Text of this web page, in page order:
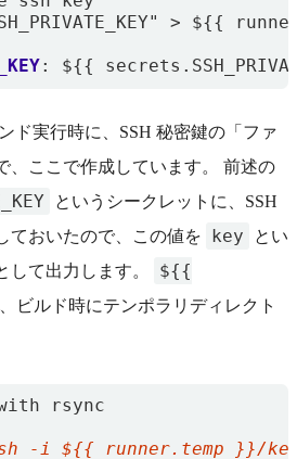
> ${{
: ${{
ド実行時に、SSH 秘密鍵の「ファ
、ここで作成しています。 前述の
というシークレットに、SSH
ておいたので、この値を
key
とい
して出力します。
${{
ビルド時にテンポラリディレクト
rsync